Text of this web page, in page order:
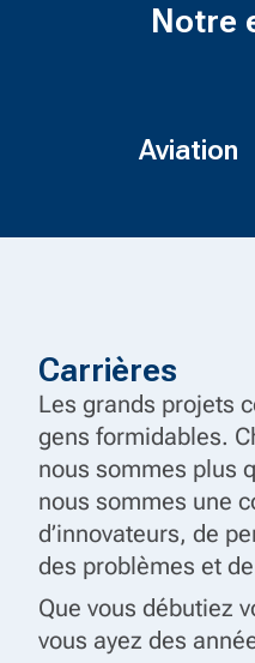
Notre
Aviation
Carrières
Les grands projets
gens formidables.
nous sommes plus
nous sommes une
d’innovateurs, de
des problèmes et
Que vous débutiez
vous ayez des